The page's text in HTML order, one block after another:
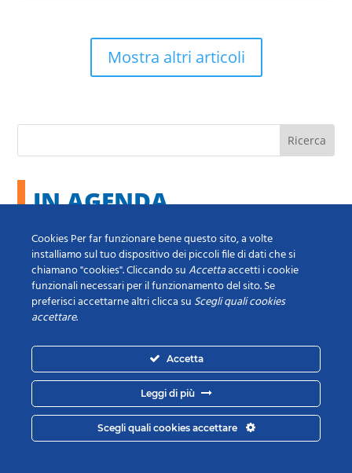
Mostra altri articoli
IN AGENDA
Mar 15 Settembre
Ore 17:00 - 18:30
Il Capitale Umano: attrazione,
sviluppo e valorizzazione dei talenti
Mar 22 Settembre
Ore 10:00 - 13:00
Innovation Days 2026 Toscana: le
sfide di un mondo in trasformazione
e le nuove traiettorie di crescita
Cookies Per far funzionare bene questo sito, a volte
installiamo sul tuo dispositivo dei piccoli file di dati che si
chiamano "cookies". Cliccando suAccettaaccetti i cookie
funzionali necessari per il funzionamento del sito. Se
preferisci accettarne altri clicca su Scegli quali cookies
accettare.
Accetta
Leggi di più
Scegli quali cookies accettare